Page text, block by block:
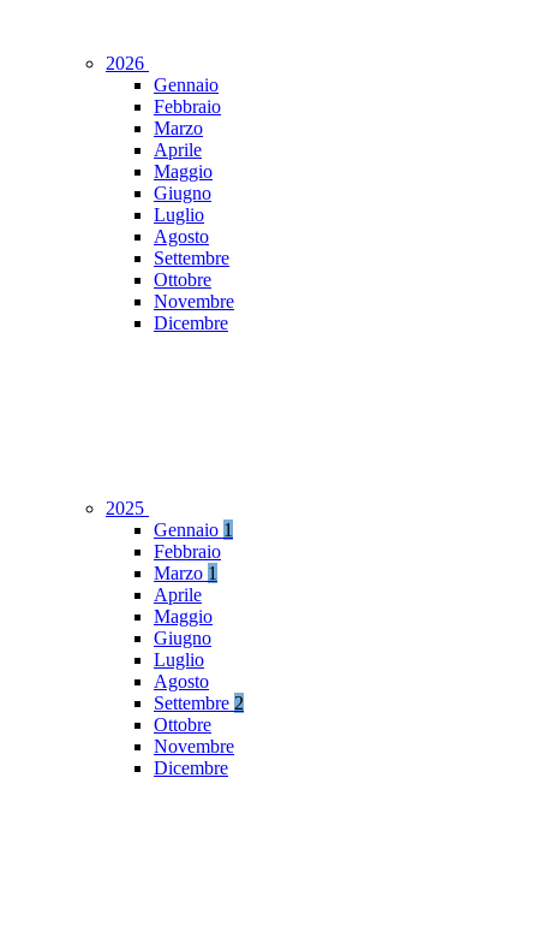
2026
Gennaio
Febbraio
Marzo
Aprile
Maggio
Giugno
Luglio
Agosto
Settembre
Ottobre
Novembre
Dicembre
2025
Gennaio 1
Febbraio
Marzo 1
Aprile
Maggio
Giugno
Luglio
Agosto
Settembre 2
Ottobre
Novembre
Dicembre